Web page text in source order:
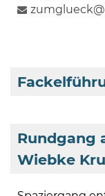
Rundgang
Wiebke